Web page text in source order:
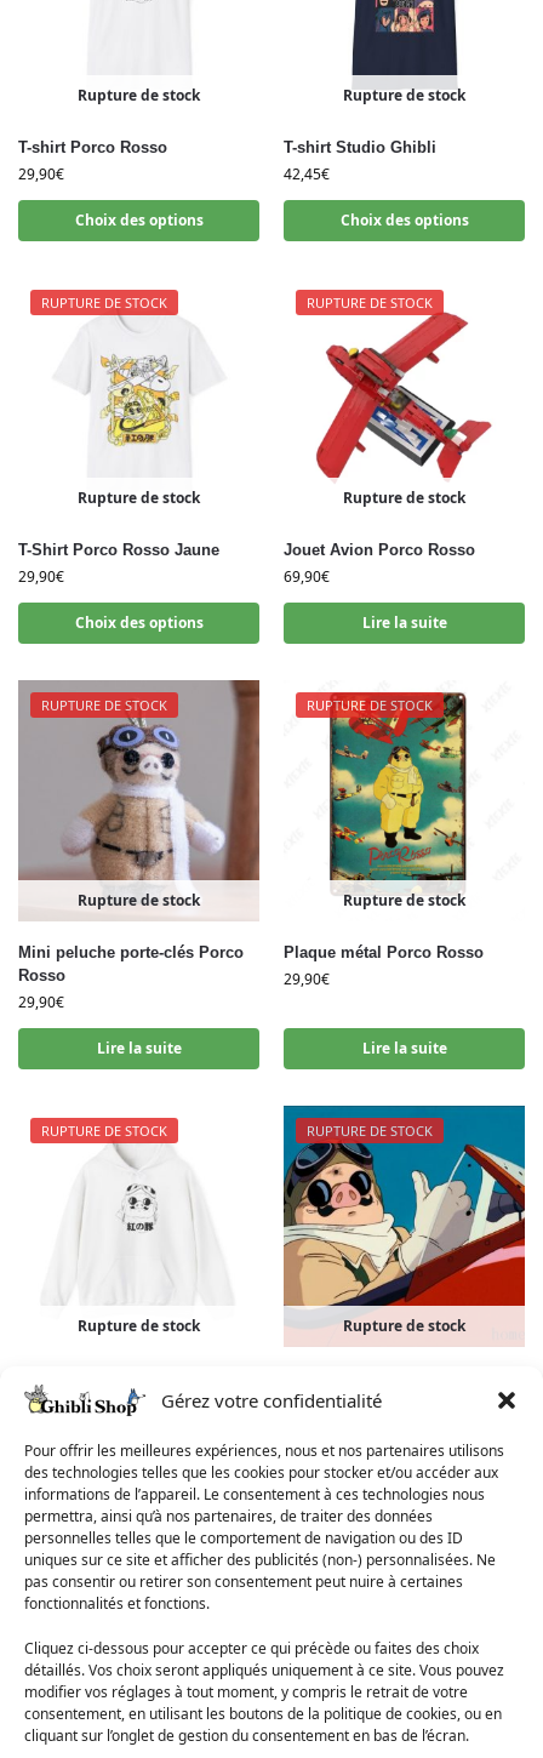
Gérez votre confidentialité
Pour offrir les meilleures expériences, nous et nos partenaires utilisons
des technologies telles que les cookies pour stocker et/ou accéder aux
informations de l’appareil. Le consentement à ces technologies nous
permettra, ainsi qu’à nos partenaires, de traiter des données
personnelles telles que le comportement de navigation ou des ID
uniques sur ce site et afficher des publicités (non-) personnalisées. Ne
pas consentir ou retirer son consentement peut nuire à certaines
fonctionnalités et fonctions.
Cliquez ci-dessous pour accepter ce qui précède ou faites des choix
détaillés. Vos choix seront appliqués uniquement à ce site. Vous pouvez
modifier vos réglages à tout moment, y compris le retrait de votre
consentement, en utilisant les boutons de la politique de cookies, ou en
cliquant sur l’onglet de gestion du consentement en bas de l’écran.
Rupture de stock
T-shirt Porco Rosso
29,90€
Choix des options
Rupture de stock
T-shirt Studio Ghibli
42,45€
Choix des options
RUPTURE DE STOCK
Rupture de stock
T-Shirt Porco Rosso Jaune
29,90€
Choix des options
RUPTURE DE STOCK
Rupture de stock
Jouet Avion Porco Rosso
69,90€
Lire la suite
RUPTURE DE STOCK
Rupture de stock
Mini peluche porte-clés Porco
Rosso
29,90€
Lire la suite
RUPTURE DE STOCK
Rupture de stock
Plaque métal Porco Rosso
29,90€
Lire la suite
RUPTURE DE STOCK
Rupture de stock
39,90€
Choix des options
RUPTURE DE STOCK
Rupture de stock
l’Avion
Choix des options
RUPTURE DE STOCK
Rupture de stock
RUPTURE DE STOCK